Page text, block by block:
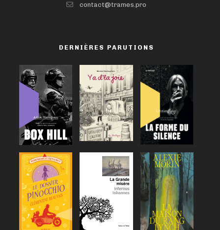
contact@trames.pro
DERNIÈRES PARUTIONS